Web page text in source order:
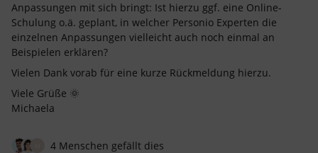
Anpassungen mit sich bringt: Ist hierzu ggf. eine Online-
Schulung o.ä. geplant, in welcher Personio Experten die
einzelnen Anpassungen vielleicht auch noch einmal an
Beispielen erklären?
Vielen Dank vorab für eine kurze Rückmeldung hierzu.
Viele Grüße 🌞
Michaela
4 Menschen gefällt dies